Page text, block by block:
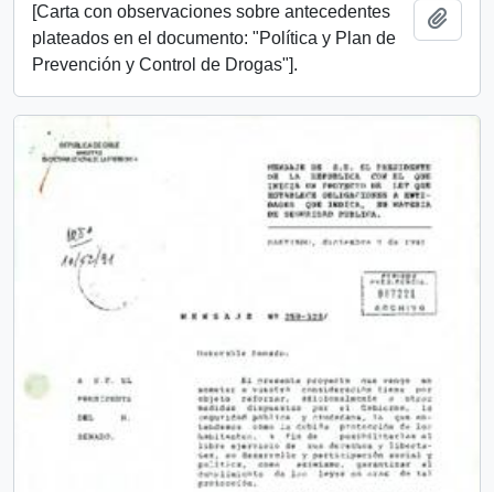
[Carta con observaciones sobre antecedentes
plateados en el documento: "Política y Plan de
Prevención y Control de Drogas"].